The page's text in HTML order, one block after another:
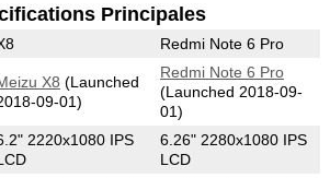
Principales
Redmi Note 6 Pro
X8 (Launched
09-01)
Redmi Note 6 Pro
(Launched 2018-09-
01)
2220x1080 IPS
6.26" 2280x1080 IPS
LCD